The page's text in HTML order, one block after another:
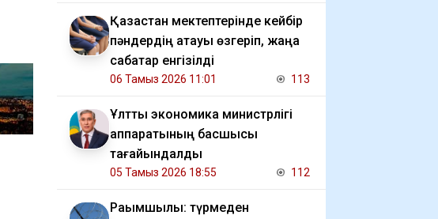
Қазақстан мектептерінде кейбір
пәндердің атауы өзгеріп, жаңа
сабақтар енгізілді
06 Тамыз 2026 11:01 113
Ұлттық экономика министрлігі
аппаратының басшысы
тағайындалды
05 Тамыз 2026 18:55 112
Рақымшылық: түрмеден